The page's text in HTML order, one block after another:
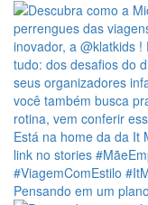
Pensando em um